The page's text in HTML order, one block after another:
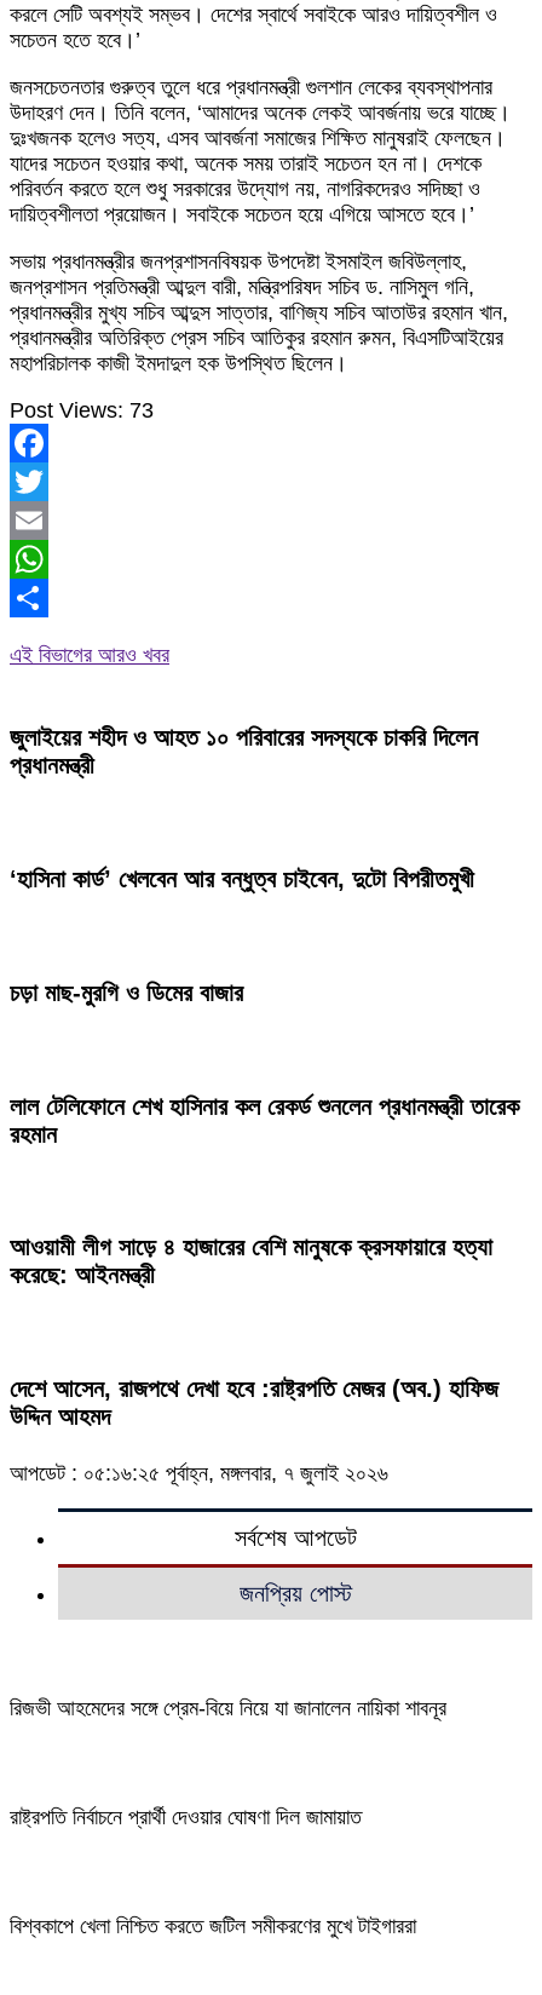
করলে সেটি অবশ্যই সম্ভব। দেশের স্বার্থে সবাইকে আরও দায়িত্বশীল ও
সচেতন হতে হবে।’
জনসচেতনতার গুরুত্ব তুলে ধরে প্রধানমন্ত্রী গুলশান লেকের ব্যবস্থাপনার
উদাহরণ দেন। তিনি বলেন, ‘আমাদের অনেক লেকই আবর্জনায় ভরে যাচ্ছে।
দুঃখজনক হলেও সত্য, এসব আবর্জনা সমাজের শিক্ষিত মানুষরাই ফেলছেন।
যাদের সচেতন হওয়ার কথা, অনেক সময় তারাই সচেতন হন না। দেশকে
পরিবর্তন করতে হলে শুধু সরকারের উদ্যোগ নয়, নাগরিকদেরও সদিচ্ছা ও
দায়িত্বশীলতা প্রয়োজন। সবাইকে সচেতন হয়ে এগিয়ে আসতে হবে।’
সভায় প্রধানমন্ত্রীর জনপ্রশাসনবিষয়ক উপদেষ্টা ইসমাইল জবিউল্লাহ,
জনপ্রশাসন প্রতিমন্ত্রী আব্দুল বারী, মন্ত্রিপরিষদ সচিব ড. নাসিমুল গনি,
প্রধানমন্ত্রীর মুখ্য সচিব আব্দুস সাত্তার, বাণিজ্য সচিব আতাউর রহমান খান,
প্রধানমন্ত্রীর অতিরিক্ত প্রেস সচিব আতিকুর রহমান রুমন, বিএসটিআইয়ের
মহাপরিচালক কাজী ইমদাদুল হক উপস্থিত ছিলেন।
Post Views: 73
Facebook
Twitter
Email
WhatsApp
এই বিভাগের আরও খবর
জুলাইয়ের শহীদ ও আহত ১০ পরিবারের সদস্যকে চাকরি দিলেন
প্রধানমন্ত্রী
‘হাসিনা কার্ড’ খেলবেন আর বন্ধুত্ব চাইবেন, দুটো বিপরীতমুখী
চড়া মাছ-মুরগি ও ডিমের বাজার
লাল টেলিফোনে শেখ হাসিনার কল রেকর্ড শুনলেন প্রধানমন্ত্রী তারেক
রহমান
আওয়ামী লীগ সাড়ে ৪ হাজারের বেশি মানুষকে ক্রসফায়ারে হত্যা
করেছে: আইনমন্ত্রী
দেশে আসেন, রাজপথে দেখা হবে :রাষ্ট্রপতি মেজর (অব.) হাফিজ
উদ্দিন আহমদ
আপডেট : ০৫:১৬:২৫ পূর্বাহ্ন, মঙ্গলবার, ৭ জুলাই ২০২৬
সর্বশেষ আপডেট
জনপ্রিয় পোস্ট
রিজভী আহমেদের সঙ্গে প্রেম-বিয়ে নিয়ে যা জানালেন নায়িকা শাবনূর
রাষ্ট্রপতি নির্বাচনে প্রার্থী দেওয়ার ঘোষণা দিল জামায়াত
বিশ্বকাপে খেলা নিশ্চিত করতে জটিল সমীকরণের মুখে টাইগাররা